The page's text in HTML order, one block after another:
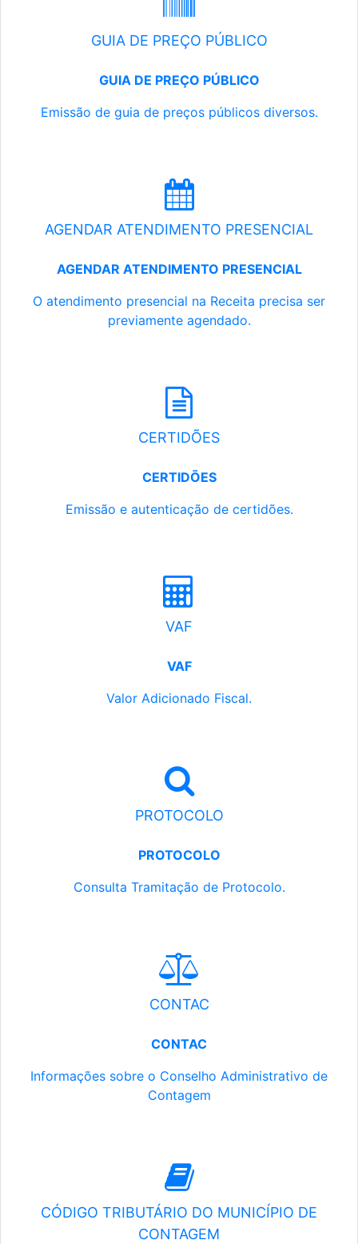
GUIA DE PREÇO PÚBLICO
GUIA DE PREÇO PÚBLICO
Emissão de guia de preços públicos diversos.
AGENDAR ATENDIMENTO PRESENCIAL
AGENDAR ATENDIMENTO PRESENCIAL
O atendimento presencial na Receita precisa ser
previamente agendado.
CERTIDÕES
CERTIDÕES
Emissão e autenticação de certidões.
VAF
VAF
Valor Adicionado Fiscal.
PROTOCOLO
PROTOCOLO
Consulta Tramitação de Protocolo.
CONTAC
CONTAC
Informações sobre o Conselho Administrativo de
Contagem
CÓDIGO TRIBUTÁRIO DO MUNICÍPIO DE
CONTAGEM